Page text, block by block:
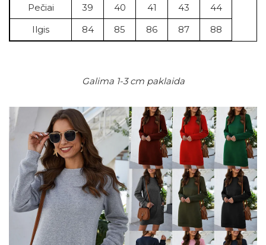
Pečiai
39 40 41 43
44
Ilgis
84 85 86 87 88
Galima 1-3 cm paklaida